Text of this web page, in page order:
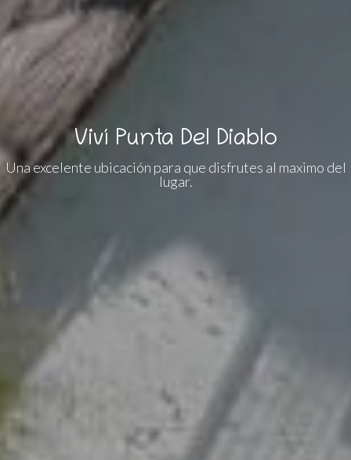
Viví Punta Del Diablo
Una excelente ubicación para que disfrutes al maximo del
lugar.